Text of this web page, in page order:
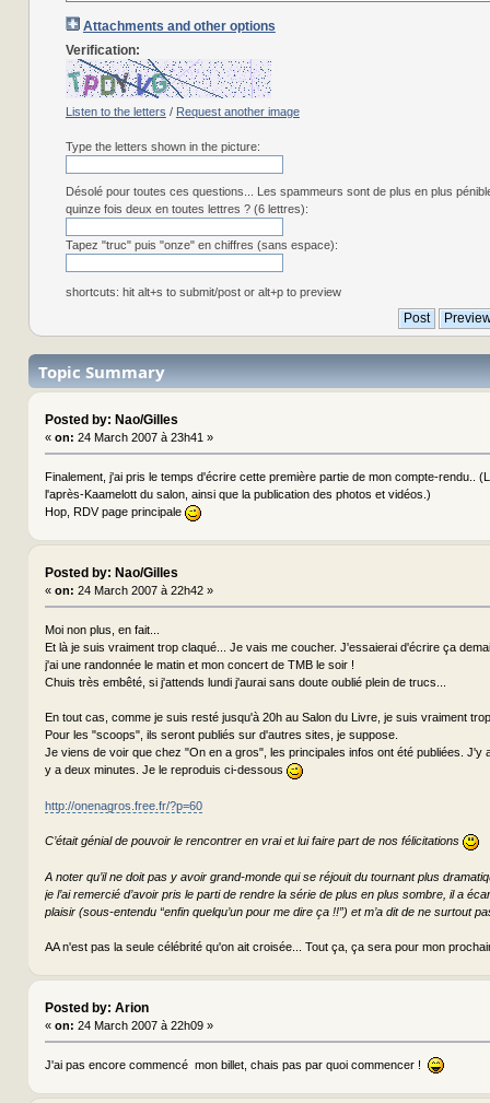
Attachments and other options
Verification:
Listen to the letters / Request another image
Type the letters shown in the picture:
Désolé pour toutes ces questions... Les spammeurs sont de plus en plus
quinze fois deux en toutes lettres ? (6 lettres):
Tapez "truc" puis "onze" en chiffres (sans espace):
shortcuts: hit alt+s to submit/post or alt+p to preview
Topic Summary
Posted by: Nao/Gilles
« on: 24 March 2007 à 23h41 »
Finalement, j'ai pris le temps d'écrire cette première partie de mon compte-rendu..
l'après-Kaamelott du salon, ainsi que la publication des photos et vidéos.)
Hop, RDV page principale
Posted by: Nao/Gilles
« on: 24 March 2007 à 22h42 »
Moi non plus, en fait...
Et là je suis vraiment trop claqué... Je vais me coucher. J'essaierai d'écrire ça
j'ai une randonnée le matin et mon concert de TMB le soir !
Chuis très embêté, si j'attends lundi j'aurai sans doute oublié plein de trucs...
En tout cas, comme je suis resté jusqu'à 20h au Salon du Livre, je suis vraiment
Pour les "scoops", ils seront publiés sur d'autres sites, je suppose.
Je viens de voir que chez "On en a gros", les principales infos ont été publiées. J'y
y a deux minutes. Je le reproduis ci-dessous
http://onenagros.free.fr/?p=60
C’était génial de pouvoir le rencontrer en vrai et lui faire part de nos félicitations
A noter qu’il ne doit pas y avoir grand-monde qui se réjouit du tournant plus
je l’ai remercié d’avoir pris le parti de rendre la série de plus en plus sombre, il a
plaisir (sous-entendu “enfin quelqu’un pour me dire ça !!”) et m’a dit de ne surtout
AA n'est pas la seule célébrité qu'on ait croisée... Tout ça, ça sera pour mon
Posted by: Arion
« on: 24 March 2007 à 22h09 »
J'ai pas encore commencé mon billet, chais pas par quoi commencer !